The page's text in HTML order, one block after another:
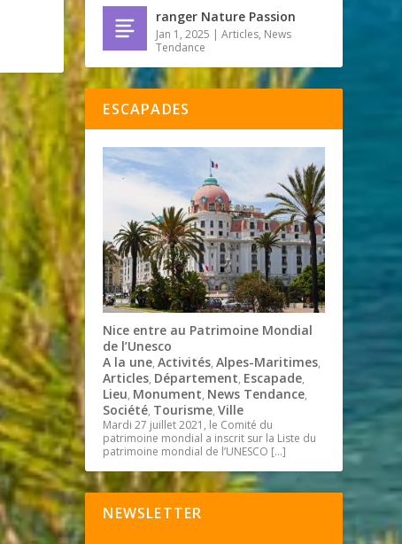
ranger Nature Passion
Jan 1, 2025 |Articles, News
Tendance
ESCAPADES
Nice entre au Patrimoine Mondial
de l’Unesco
A la une,Activités,Alpes-Maritimes,
Articles, Département, Escapade,
Lieu, Monument, News Tendance,
Société, Tourisme,Ville
Mardi 27 juillet 2021, le Comité du
patrimoine mondial a inscrit sur la Liste du
patrimoine mondial de l’UNESCO […]
NEWSLETTER